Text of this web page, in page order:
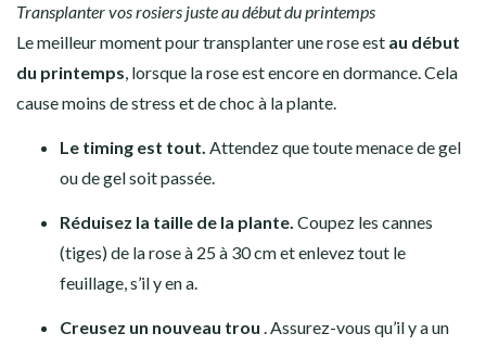
Transplanter vos rosiers juste au début du printemps
Le meilleur moment pour transplanter une rose est au début
du printemps, lorsque la rose est encore en dormance. Cela
cause moins de stress et de choc à la plante.
Le timing est tout. Attendez que toute menace de gel
ou de gel soit passée.
Réduisez la taille de la plante. Coupez les cannes
(tiges) de la rose à 25 à 30 cm et enlevez tout le
feuillage, s’il y en a.
Creusez un nouveau trou . Assurez-vous qu’il y a un